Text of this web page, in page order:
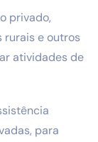
privado,
rurais e outros
atividades de
para